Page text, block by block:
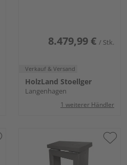
8.479,99 € / Stk.
Verkauf & Versand
HolzLand Stoellger
Langenhagen
1 weiterer Händler